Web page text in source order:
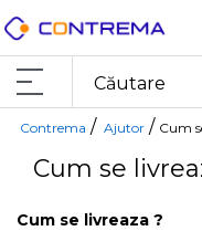
Contrema / Ajutor / Cum
Cum se
Cum se livreaza ?